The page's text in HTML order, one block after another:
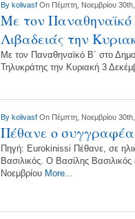
By kolivasf On Πέμπτη, Νοεμβρίου
Με τον Παναθηναϊκό
Λιβαδειάς την
Με τον Παναθηναϊκό Β΄ στο
Τηλυκράτης την Κυριακή 3
By kolivasf On Πέμπτη, Νοεμβρίου
Πέθανε ο
Πηγή: Eurokinissi Πέθανε, σε
Βασιλικός. Ο Βασίλης Βασιλικός
Νοεμβρίου More...